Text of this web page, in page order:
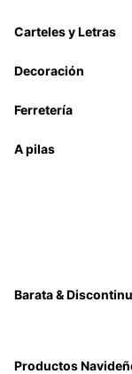
Carteles y Letras
Decoración
Ferretería
A pilas
Barata &
Productos